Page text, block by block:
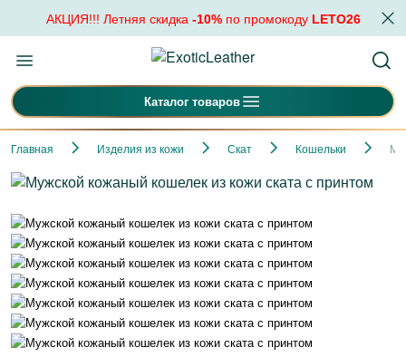
АКЦИЯ!!! Летняя скидка -10%по промокоду LETO26
Каталог товаров
Главная Изделия из кожи Скат Кошельки